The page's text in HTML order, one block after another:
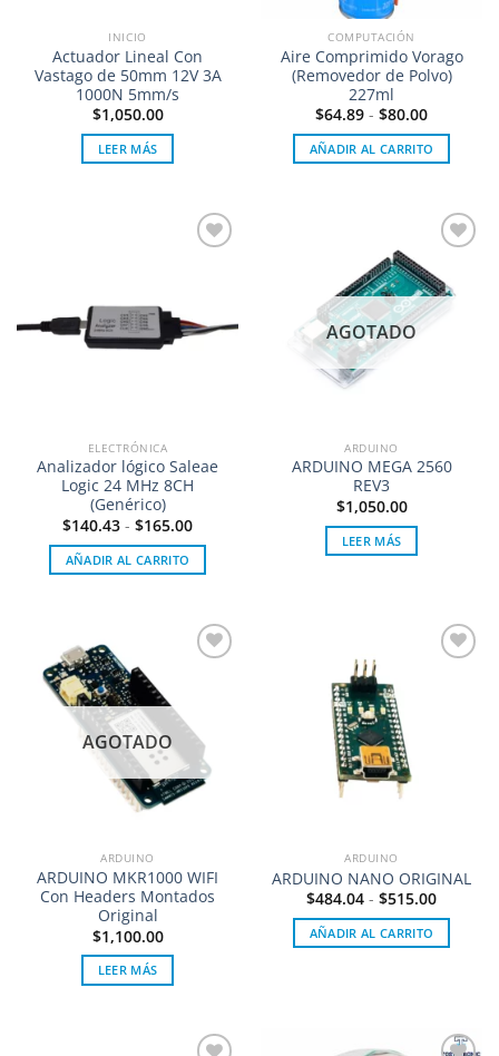
INICIO
Actuador Lineal Con
Vastago de 50mm 12V 3A
1000N 5mm/s
$1,050.00
LEER MÁS
COMPUTACIÓN
Aire Comprimido Vorago
(Removedor de Polvo)
227ml
$64.89 - $80.00
AÑADIR AL CARRITO
ELECTRÓNICA
Analizador lógico Saleae
Logic 24 MHz 8CH
(Genérico)
$140.43 - $165.00
AÑADIR AL CARRITO
a la
lista de
deseos
AGOTADO
ARDUINO
ARDUINO MEGA 2560
REV3
$1,050.00
LEER MÁS
deseos
AGOTADO
ARDUINO
ARDUINO MKR1000 WIFI
Con Headers Montados
Original
$1,100.00
LEER MÁS
ARDUINO
ARDUINO NANO ORIGINAL
$484.04 - $515.00
AÑADIR AL CARRITO